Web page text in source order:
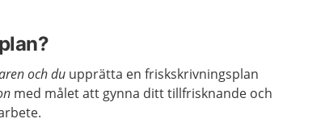
och du upprätta en friskskrivningsplan
med målet att gynna ditt tillfrisknande och